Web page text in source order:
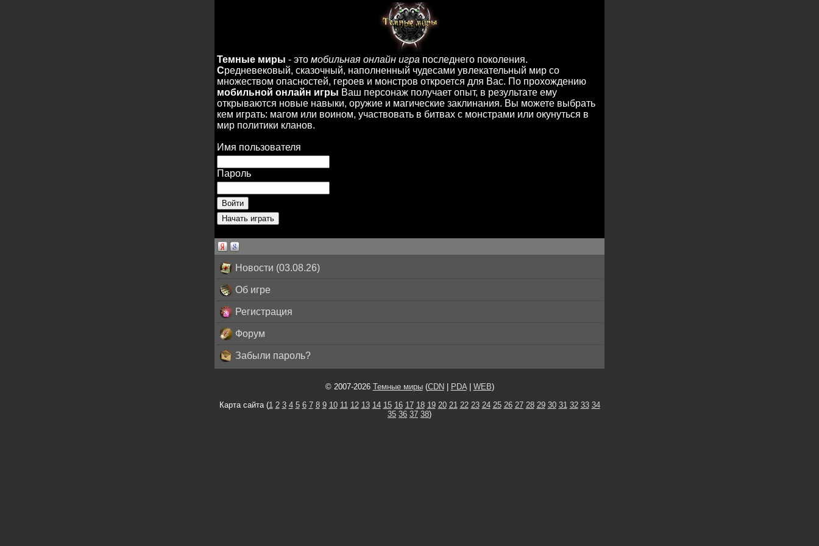
Темные миры - это мобильная онлайн игра последнего поколения.
Средневековый, сказочный, наполненный чудесами увлекательный мир со
множеством опасностей, героев и монстров откроется для Вас. По прохождению
мобильной онлайн игры Ваш персонаж получает опыт, в результате ему
открываются новые навыки, оружие и магические заклинания. Вы можете выбрать
кем играть: магом или воином, участвовать в битвах с монстрами или окунуться в
мир политики кланов.
Имя пользователя
Пароль
Новости (03.08.26)
Об игре
Регистрация
Форум
Забыли пароль?
© 2007-2026 Темные миры(CDN| PDA| WEB)
Карта сайта (1 2 3 4 5 6 7 8 9 10 11 12 13 14 15 16 17 18 19 20 21 22 23 24 25 26 27 28 29 30 31 32 33 34
35 36 37 38)